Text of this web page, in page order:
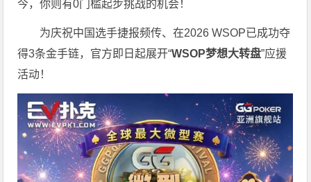
今，你则有0门槛起步挑战的机会！
为庆祝中国选手捷报频传、在2026 WSOP已成功夺
得3条金手链，官方即日起展开“WSOP梦想大转盘”应援
活动！